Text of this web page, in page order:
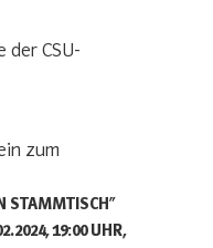
der CSU-
zum
STAMMTISCH“
19:00 UHR,